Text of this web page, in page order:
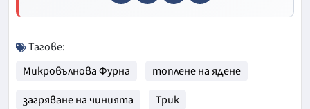
Тагове:
Микровълнова Фурна
топлене на ядене
загряване на чинията
Трик